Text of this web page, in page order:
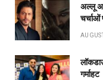
अल्लू
चर्चाओं
गर्माहट